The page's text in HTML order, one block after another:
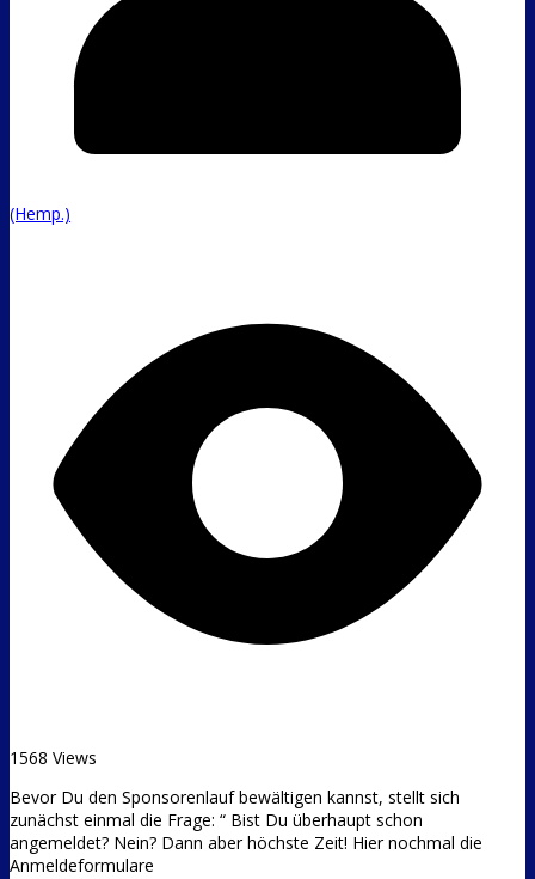
(Hemp.)
1568 Views
Bevor Du den Sponsorenlauf bewältigen kannst, stellt sich
zunächst einmal die Frage: “ Bist Du überhaupt schon
angemeldet? Nein? Dann aber höchste Zeit! Hier nochmal die
Anmeldeformulare